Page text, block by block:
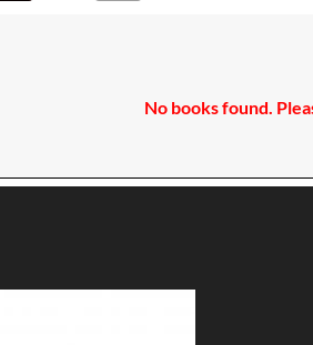
No books found.